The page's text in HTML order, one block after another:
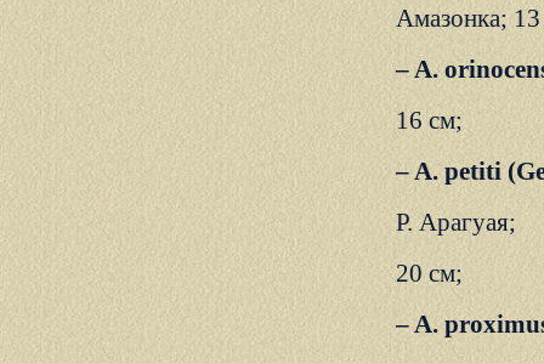
Амазонка;
– A.
16 см;
– A. petiti
Р. Арагуая;
20 см;
– A.